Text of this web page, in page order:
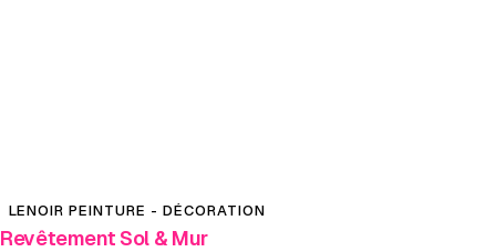
LENOIR PEINTURE - DÉCORATION
Revêtement Sol & Mur